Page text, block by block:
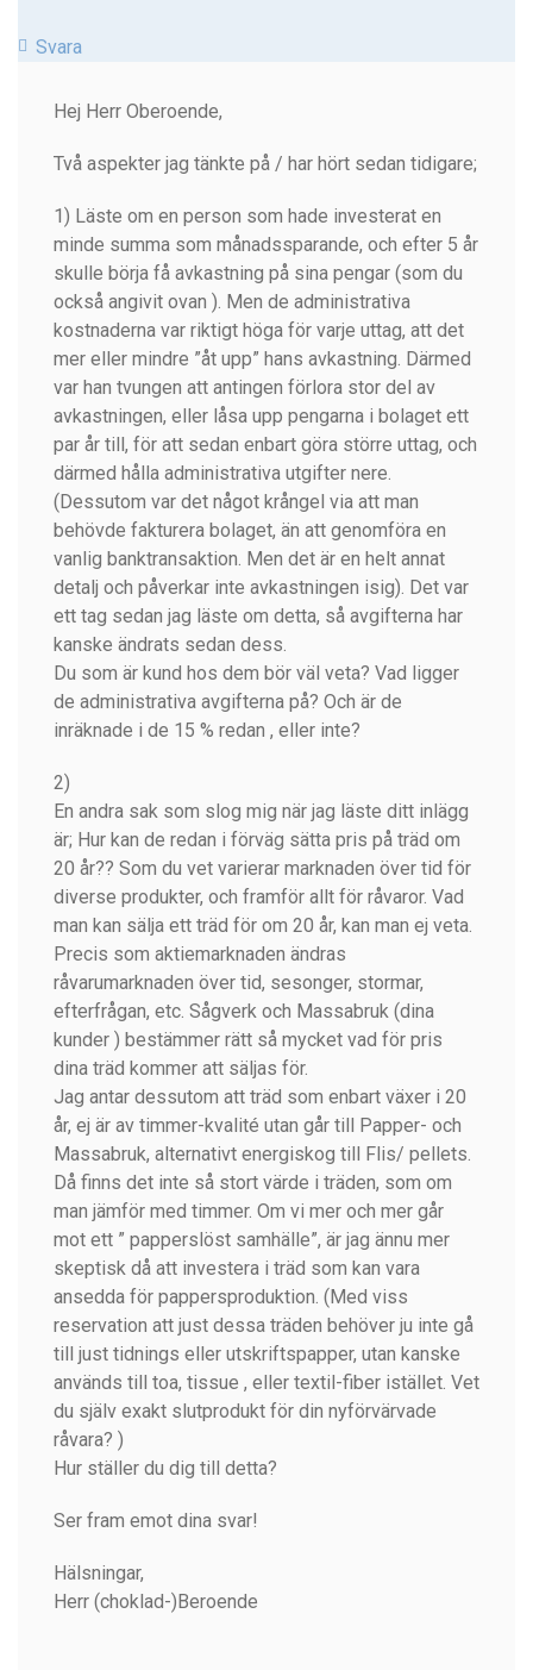
Svara
Hej Herr Oberoende,
Två aspekter jag tänkte på / har hört sedan tidigare;
1) Läste om en person som hade investerat en
minde summa som månadssparande, och efter 5 år
skulle börja få avkastning på sina pengar (som du
också angivit ovan ). Men de administrativa
kostnaderna var riktigt höga för varje uttag, att det
mer eller mindre ”åt upp” hans avkastning. Därmed
var han tvungen att antingen förlora stor del av
avkastningen, eller låsa upp pengarna i bolaget ett
par år till, för att sedan enbart göra större uttag, och
därmed hålla administrativa utgifter nere.
(Dessutom var det något krångel via att man
behövde fakturera bolaget, än att genomföra en
vanlig banktransaktion. Men det är en helt annat
detalj och påverkar inte avkastningen isig). Det var
ett tag sedan jag läste om detta, så avgifterna har
kanske ändrats sedan dess.
Du som är kund hos dem bör väl veta? Vad ligger
de administrativa avgifterna på? Och är de
inräknade i de 15 % redan , eller inte?
2)
En andra sak som slog mig när jag läste ditt inlägg
är; Hur kan de redan i förväg sätta pris på träd om
20 år?? Som du vet varierar marknaden över tid för
diverse produkter, och framför allt för råvaror. Vad
man kan sälja ett träd för om 20 år, kan man ej veta.
Precis som aktiemarknaden ändras
råvarumarknaden över tid, sesonger, stormar,
efterfrågan, etc. Sågverk och Massabruk (dina
kunder ) bestämmer rätt så mycket vad för pris
dina träd kommer att säljas för.
Jag antar dessutom att träd som enbart växer i 20
år, ej är av timmer-kvalité utan går till Papper- och
Massabruk, alternativt energiskog till Flis/ pellets.
Då finns det inte så stort värde i träden, som om
man jämför med timmer. Om vi mer och mer går
mot ett ” papperslöst samhälle”, är jag ännu mer
skeptisk då att investera i träd som kan vara
ansedda för pappersproduktion. (Med viss
reservation att just dessa träden behöver ju inte gå
till just tidnings eller utskriftspapper, utan kanske
används till toa, tissue , eller textil-fiber istället. Vet
du själv exakt slutprodukt för din nyförvärvade
råvara? )
Hur ställer du dig till detta?
Ser fram emot dina svar!
Hälsningar,
Herr (choklad-)Beroende